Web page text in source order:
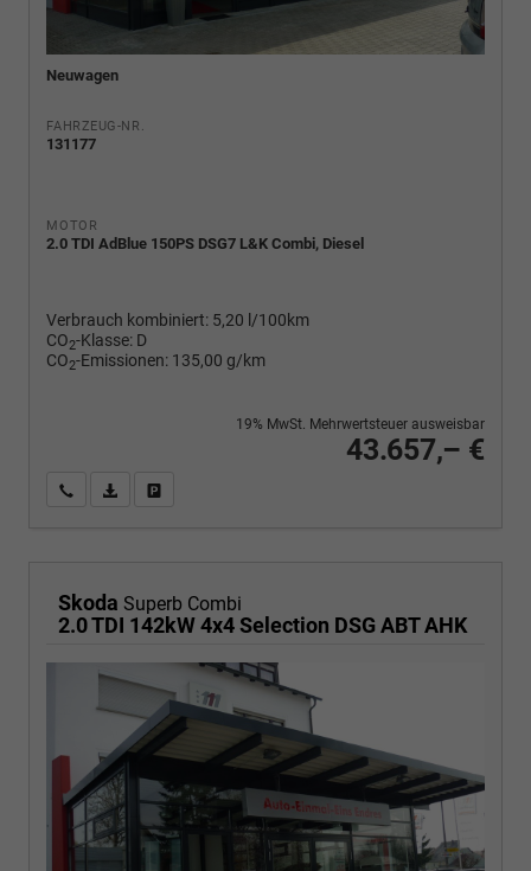
Neuwagen
FAHRZEUG-NR.
131177
MOTOR
2.0 TDI AdBlue 150PS DSG7 L&K Combi, Diesel
Verbrauch kombiniert: 5,20 l/100km
CO2-Klasse: D
CO2-Emissionen: 135,00 g/km
43.657,– €
19% MwSt. Mehrwertsteuer ausweisbar
Wir rufen Sie anPDF-Fahrzeugexposé drucken
Skoda Superb Combi
2.0 TDI 142kW 4x4 Selection DSG ABT AHK